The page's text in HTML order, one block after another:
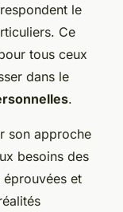
le
Ce
tous ceux
dans le
.
son approche
besoins des
et